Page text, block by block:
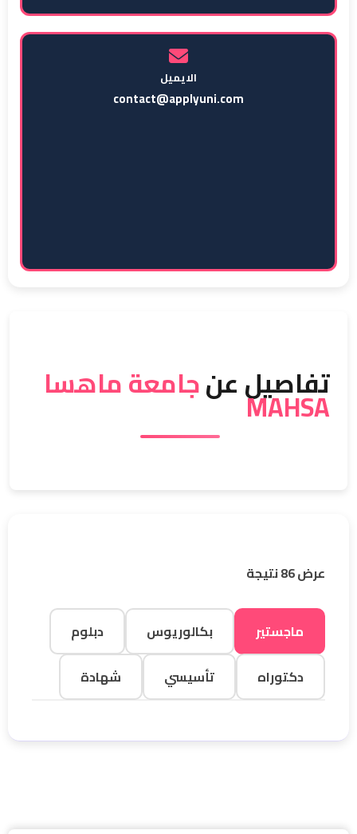
الايميل
contact@applyuni.com
تفاصيل عنجامعة ماهسا MAHSA
عرض 86 نتيجة
ماجستير بكالوريوس
دبلوم
دكتوراه
تأسيسي شهادة